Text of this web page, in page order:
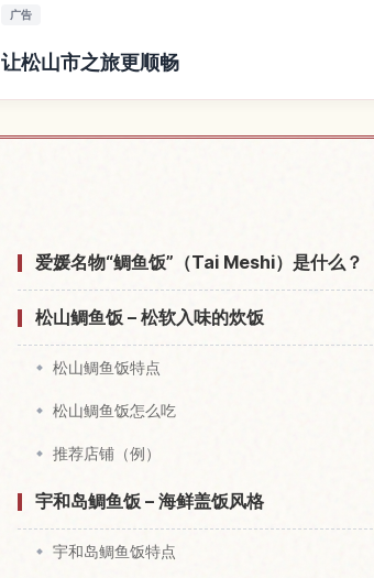
广告
让松山市之旅更顺畅
爱媛名物“鲷鱼饭”（Tai Meshi）是什么？
松山鲷鱼饭 – 松软入味的炊饭
松山鲷鱼饭特点
松山鲷鱼饭怎么吃
推荐店铺（例）
宇和岛鲷鱼饭 – 海鲜盖饭风格
宇和岛鲷鱼饭特点